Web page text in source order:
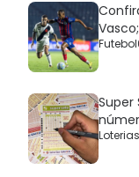
Futebol
Super
Loterias